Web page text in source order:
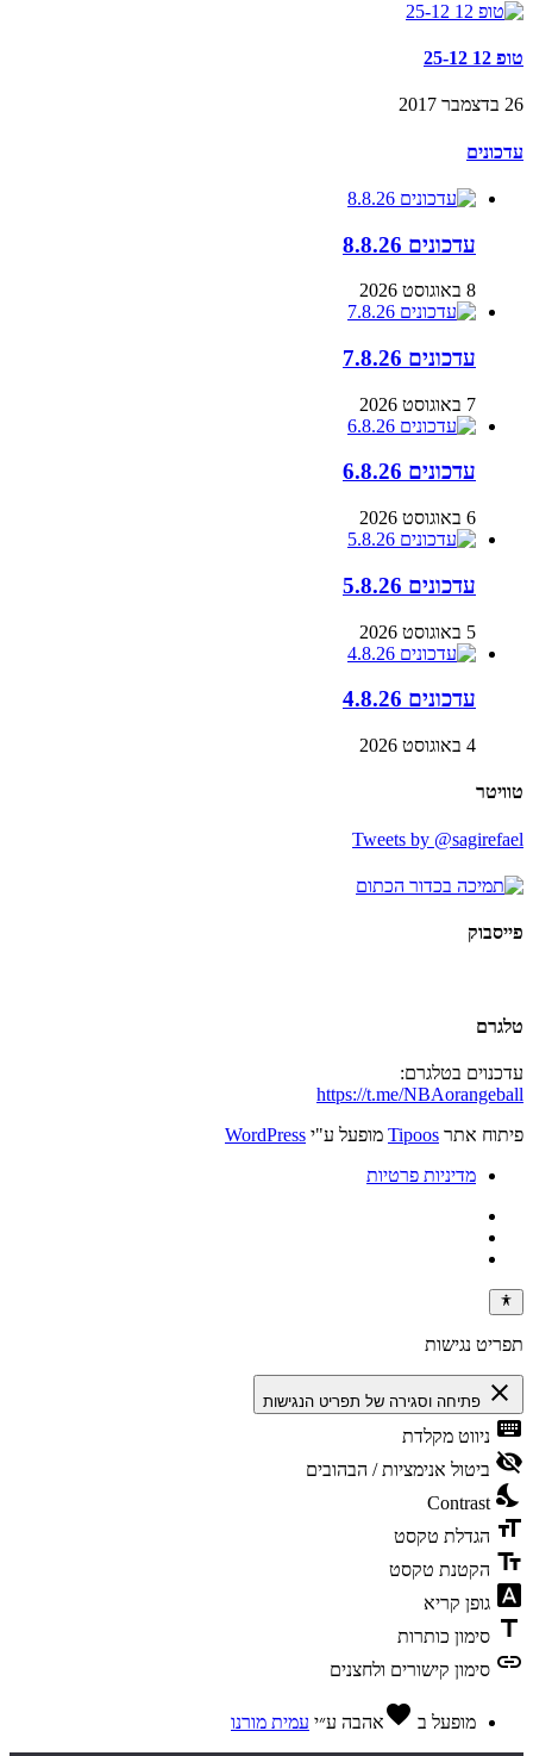
טופ 12 25-12
26 בדצמבר 2017
עדכונים
עדכונים 8.8.26
8 באוגוסט 2026
עדכונים 7.8.26
7 באוגוסט 2026
עדכונים 6.8.26
6 באוגוסט 2026
עדכונים 5.8.26
5 באוגוסט 2026
עדכונים 4.8.26
4 באוגוסט 2026
טוויטר
Tweets by @sagirefael
פייסבוק
טלגרם
עדכנוים בטלגרם:
https://t.me/NBAorangeball
פיתוח אתר Tipoos מופעל ע"י WordPress
מדיניות פרטיות
תפריט נגישות
close פתיחה וסגירה של תפריט הנגישות
keyboard ניווט מקלדת
visibility_off ביטול אנימציות / הבהובים
nights_stay
Contrast
format_size הגדלת טקסט
text_fields הקטנת טקסט
font_download גופן קריא
title סימון כותרות
link סימון קישורים ולחצנים
מופעל ב favoriteאהבה ע״י עמית מורנו